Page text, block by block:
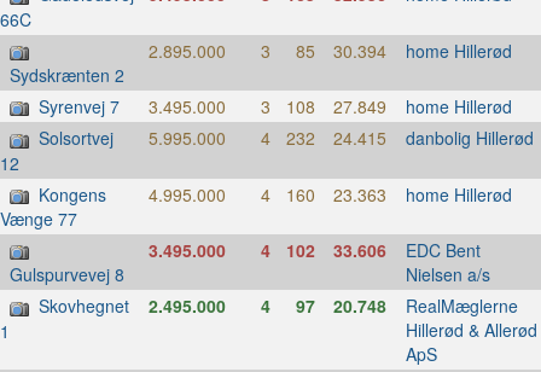
66C
Sydskrænten 2
2.895.000 3 85 30.394 home Hillerød
Syrenvej 7 3.495.000 3 108 27.849 home Hillerød
Solsortvej
12
5.995.000 4 232 24.415 danbolig Hillerød
Kongens
Vænge 77
4.995.000 4 160 23.363 home Hillerød
Gulspurvevej 8
3.495.000 4 102 33.606 EDC Bent
Nielsen a/s
Skovhegnet
1
2.495.000 4 97 20.748 RealMæglerne
Hillerød & Allerød
ApS